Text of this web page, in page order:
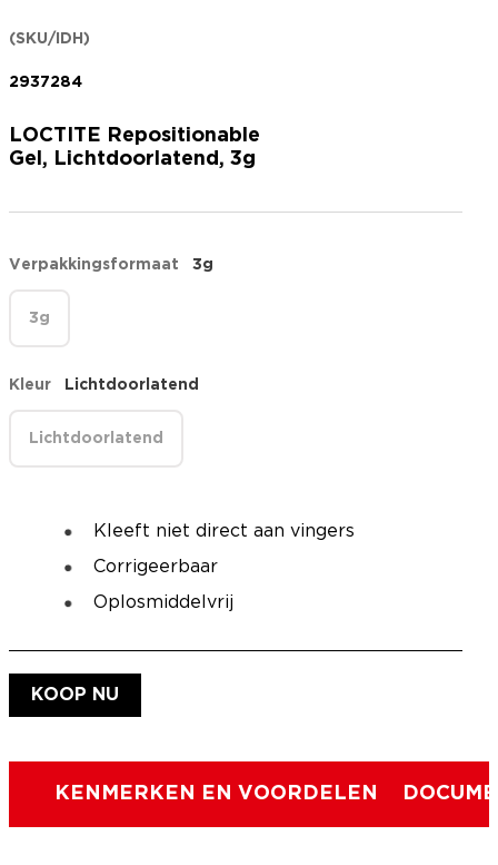
(SKU/IDH)
2937284
LOCTITE Repositionable
Gel, Lichtdoorlatend, 3g
Verpakkingsformaat 3g
3g
Kleur Lichtdoorlatend
Lichtdoorlatend
Kleeft niet direct aan vingers
Corrigeerbaar
Oplosmiddelvrij
KOOP NU
KENMERKEN EN VOORDELEN